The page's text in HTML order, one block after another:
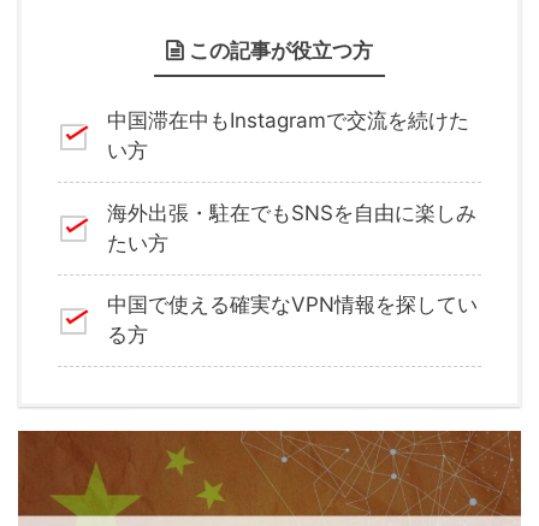
この記事が役立つ方
中国滞在中もInstagramで交流を続けた
い方
海外出張・駐在でもSNSを自由に楽しみ
たい方
中国で使える確実なVPN情報を探してい
る方